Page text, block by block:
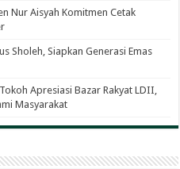
Nur Aisyah Komitmen Cetak
Sholeh, Siapkan Generasi Emas
Apresiasi Bazar Rakyat LDII,
Masyarakat